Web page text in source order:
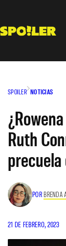
contenido
SPOILER NOTICIAS
Ruth
POR BRENDA
21 DE FEBRERO, 2023